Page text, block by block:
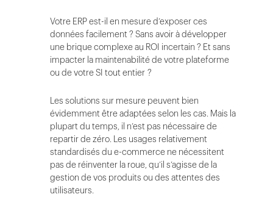
Votre ERP est-il en mesure d’exposer ces
données facilement ? Sans avoir à développer
une brique complexe au ROI incertain ? Et sans
impacter la maintenabilité de votre plateforme
ou de votre SI tout entier ?
Les solutions sur mesure peuvent bien
évidemment être adaptées selon les cas. Mais la
plupart du temps, il n’est pas nécessaire de
repartir de zéro. Les usages relativement
standardisés du e-commerce ne nécessitent
pas de réinventer la roue, qu’il s’agisse de la
gestion de vos produits ou des attentes des
utilisateurs.